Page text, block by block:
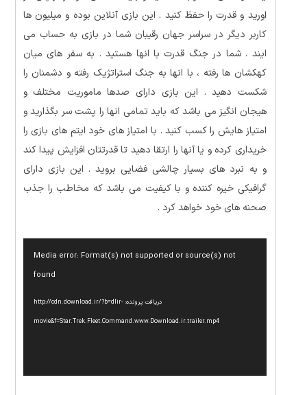
اورید و قدرت را حفظ کنید . این بازی آنلاین بوده و میلیون ها
کاربر دیگر در سراسر جهان رقیبان شما در بازی به حساب می
ایند . شما در جنگ قدرت با انها هستید . به سفر های میان
کهکشان ها رفته ، با انها به جنگ استراتژیک رفته و دشمنان را
شکست دهید . این بازی دارای صدها ماموریت مختلف و
هیجان انگیز می باشد که باید تمامی انها را پشت سر بگذارید و
امتیاز هایش را کسب کنید . با امتیاز های خود ایتم های بازی را
خریداری کرده و یا آنها را ارتقا دهید تا قدرتتان افزایش پیدا کند
و به نبرد های بسیار چالشی فضایی بروید . این بازی دارای
گرافیکی خیره کننده و با کیفیت می باشد که مخاطب را جذب
صحنه های خود خواهد کرد .
Media error: Format(s) not supported or source(s) not
found
دریافت پرونده: http://cdn.download.ir/?b=dlir-
movie&f=Star.Trek.Fleet.Command.www.Download.ir.trailer.mp4